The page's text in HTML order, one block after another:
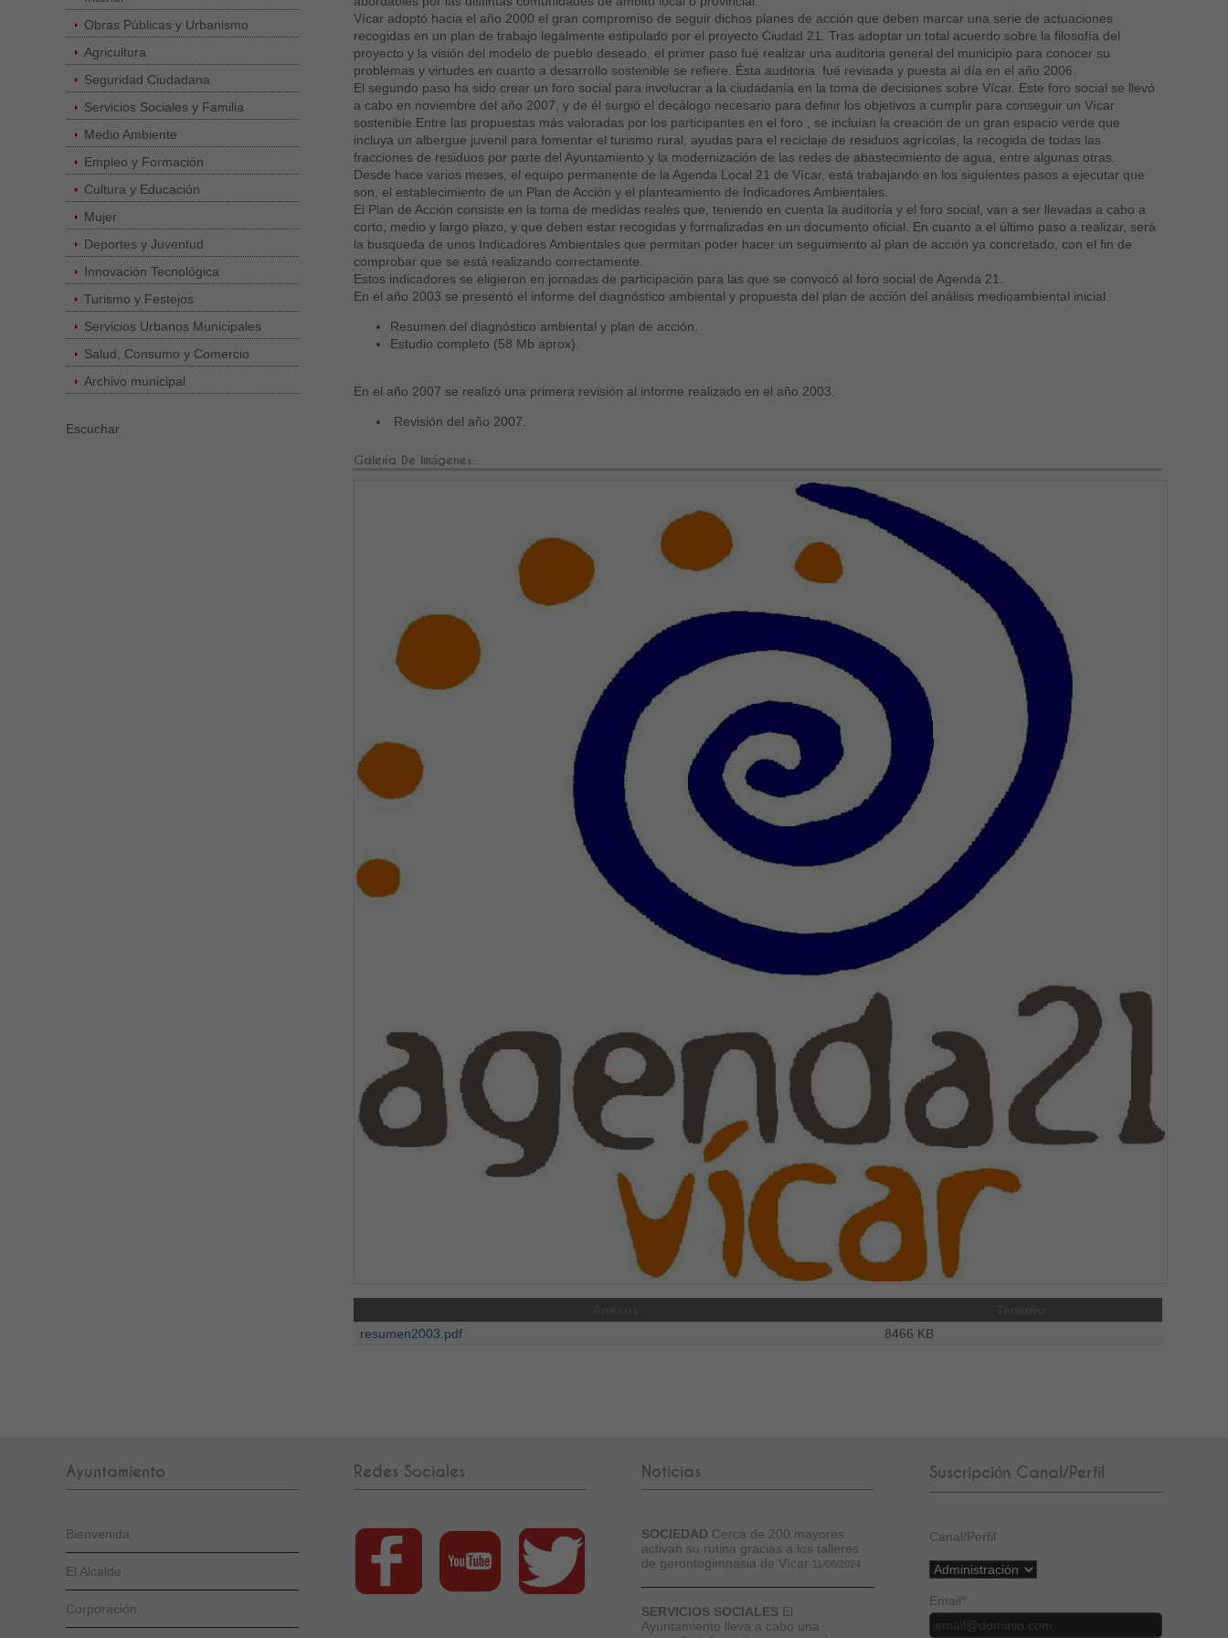
Obras Públicas y Urbanismo
Agricultura
Seguridad Ciudadana
Servicios Sociales y Familia
Medio Ambiente
Empleo y Formación
Cultura y Educación
Mujer
Deportes y Juventud
Innovación Tecnológica
Turismo y Festejos
Servicios Urbanos Municipales
Salud, Consumo y Comercio
Archivo municipal
Escuchar
Vícar adoptó hacia el año 2000 el gran compromiso de seguir dichos planes de acción que deben marcar una serie de actuaciones
recogidas en un plan de trabajo legalmente estipulado por el proyecto Ciudad 21. Tras adoptar un total acuerdo sobre la filosofía del
proyecto y la visión del modelo de pueblo deseado, el primer paso fué realizar una auditoria general del municipio para conocer su
problemas y virtudes en cuanto a desarrollo sostenible se refiere. Ésta auditoria fué revisada y puesta al día en el año 2006.
El segundo paso ha sido crear un foro social para involucrar a la ciudadanía en la toma de decisiones sobre Vícar. Este foro social se llevó
a cabo en noviembre del año 2007, y de él surgió el decálogo necesario para definir los objetivos a cumplir para conseguir un Vícar
sostenible.Entre las propuestas más valoradas por los participantes en el foro , se incluían la creación de un gran espacio verde que
incluya un albergue juvenil para fomentar el turismo rural, ayudas para el reciclaje de residuos agrícolas, la recogida de todas las
fracciones de residuos por parte del Ayuntamiento y la modernización de las redes de abastecimiento de agua, entre algunas otras.
Desde hace varios meses, el equipo permanente de la Agenda Local 21 de Vícar, está trabajando en los siguientes pasos a ejecutar que
son, el establecimiento de un Plan de Acción y el planteamiento de Indicadores Ambientales.
El Plan de Acción consiste en la toma de medidas reales que, teniendo en cuenta la auditoría y el foro social, van a ser llevadas a cabo a
corto, medio y largo plazo, y que deben estar recogidas y formalizadas en un documento oficial. En cuanto a el último paso a realizar, será
la busqueda de unos Indicadores Ambientales que permitan poder hacer un seguimiento al plan de acción ya concretado, con el fin de
comprobar que se está realizando correctamente.
Estos indicadores se eligieron en jornadas de participación para las que se convocó al foro social de Agenda 21.
En el año 2003 se presentó el informe del diagnóstico ambiental y propuesta del plan de acción del análisis medioambiental inicial.
Resumen del diagnóstico ambiental y plan de acción.
Estudio completo (58 Mb aprox).
En el año 2007 se realizó una primera revisión al informe realizado en el año 2003.
Revisión del año 2007.
Galería De Imágenes:
resumen2003.pdf
8466 KB
Ayuntamiento
Bienvenida
El Alcalde
Corporación
Redes Sociales Noticias
SOCIEDAD Cerca de 200 mayores
activan su rutina gracias a los talleres
de gerontogimnasia de Vícar 11/06/2024
SERVICIOS SOCIALES El
Ayuntamiento lleva a cabo una
Suscripción Canal/Perfil
Canal/Perfil
Email*